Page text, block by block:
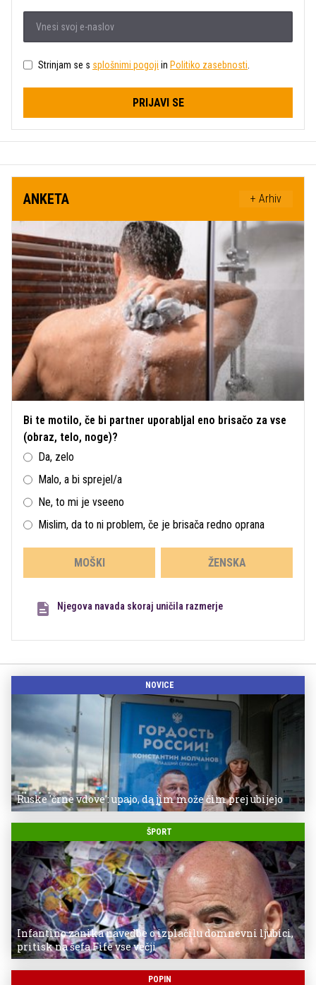
Strinjam se s splošnimi pogoji in Politiko zasebnosti
PRIJAVI SE
ANKETA + Arhiv
Bi te motilo, če bi partner uporabljal eno brisačo za vse
(obraz, telo, noge)?
Da, zelo
Malo, a bi sprejel/a
Ne, to mi je vseeno
Mislim, da to ni problem, če je brisača redno oprana
MOŠKI ŽENSKA
Njegova navada skoraj uničila razmerje
NOVICE
Ruske 'črne vdove': upajo, da jim može čim prej ubijejo
ŠPORT
Infantino zanika navedbe o izplačilu domnevni ljubici,
pritisk na šefa Fife vse večji
POPIN